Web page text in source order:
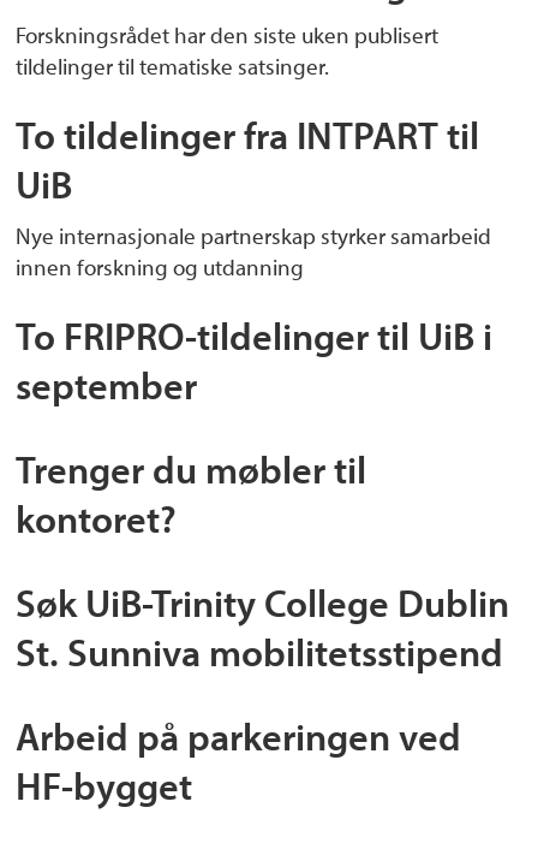
Forskningsrådet har den siste uken publisert
tildelinger til tematiske satsinger.
To tildelinger fra INTPART til
UiB
Nye internasjonale partnerskap styrker samarbeid
innen forskning og utdanning
To FRIPRO-tildelinger til UiB i
september
Trenger du møbler til
kontoret?
Søk UiB-Trinity College Dublin
St. Sunniva mobilitetsstipend
Arbeid på parkeringen ved
HF-bygget